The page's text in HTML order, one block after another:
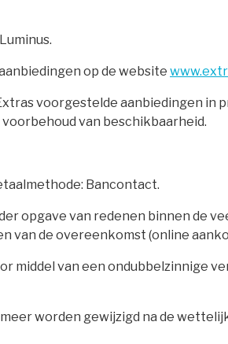
op de website
voorgestelde aanbiedingen
van beschikbaarheid.
Bancontact.
opgave van redenen binnen de
van de overeenkomst (online
van een ondubbelzinnige
worden gewijzigd na de